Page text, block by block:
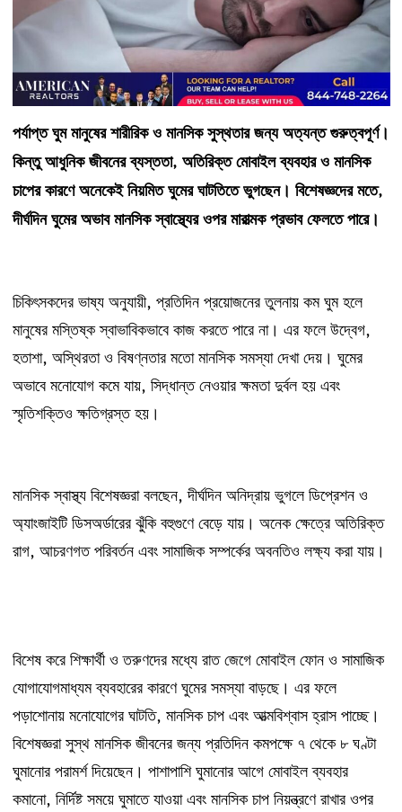
পর্যাপ্ত ঘুম মানুষের শারীরিক ও মানসিক সুস্থতার জন্য অত্যন্ত গুরুত্বপূর্ণ।
কিন্তু আধুনিক জীবনের ব্যস্ততা, অতিরিক্ত মোবাইল ব্যবহার ও মানসিক
চাপের কারণে অনেকেই নিয়মিত ঘুমের ঘাটতিতে ভুগছেন। বিশেষজ্ঞদের মতে,
দীর্ঘদিন ঘুমের অভাব মানসিক স্বাস্থ্যের ওপর মারাত্মক প্রভাব ফেলতে পারে।
চিকিৎসকদের ভাষ্য অনুযায়ী, প্রতিদিন প্রয়োজনের তুলনায় কম ঘুম হলে
মানুষের মস্তিষ্ক স্বাভাবিকভাবে কাজ করতে পারে না। এর ফলে উদ্বেগ,
হতাশা, অস্থিরতা ও বিষণ্নতার মতো মানসিক সমস্যা দেখা দেয়। ঘুমের
অভাবে মনোযোগ কমে যায়, সিদ্ধান্ত নেওয়ার ক্ষমতা দুর্বল হয় এবং
স্মৃতিশক্তিও ক্ষতিগ্রস্ত হয়।
মানসিক স্বাস্থ্য বিশেষজ্ঞরা বলছেন,দীর্ঘদিন অনিদ্রায় ভুগলে ডিপ্রেশন ও
অ্যাংজাইটি ডিসঅর্ডারের ঝুঁকি বহুগুণে বেড়ে যায়। অনেক ক্ষেত্রে অতিরিক্ত
রাগ, আচরণগত পরিবর্তন এবং সামাজিক সম্পর্কের অবনতিও লক্ষ্য করা যায়।
বিশেষ করে শিক্ষার্থী ও তরুণদের মধ্যে রাত জেগে মোবাইল ফোন ও সামাজিক
যোগাযোগমাধ্যম ব্যবহারের কারণে ঘুমের সমস্যা বাড়ছে। এর ফলে
পড়াশোনায় মনোযোগের ঘাটতি, মানসিক চাপ এবং আত্মবিশ্বাস হ্রাস পাচ্ছে।
বিশেষজ্ঞরা সুস্থ মানসিক জীবনের জন্য প্রতিদিন কমপক্ষে ৭ থেকে ৮ ঘণ্টা
ঘুমানোর পরামর্শ দিয়েছেন। পাশাপাশি ঘুমানোর আগে মোবাইল ব্যবহার
কমানো, নির্দিষ্ট সময়ে ঘুমাতে যাওয়া এবং মানসিক চাপ নিয়ন্ত্রণে রাখার ওপর